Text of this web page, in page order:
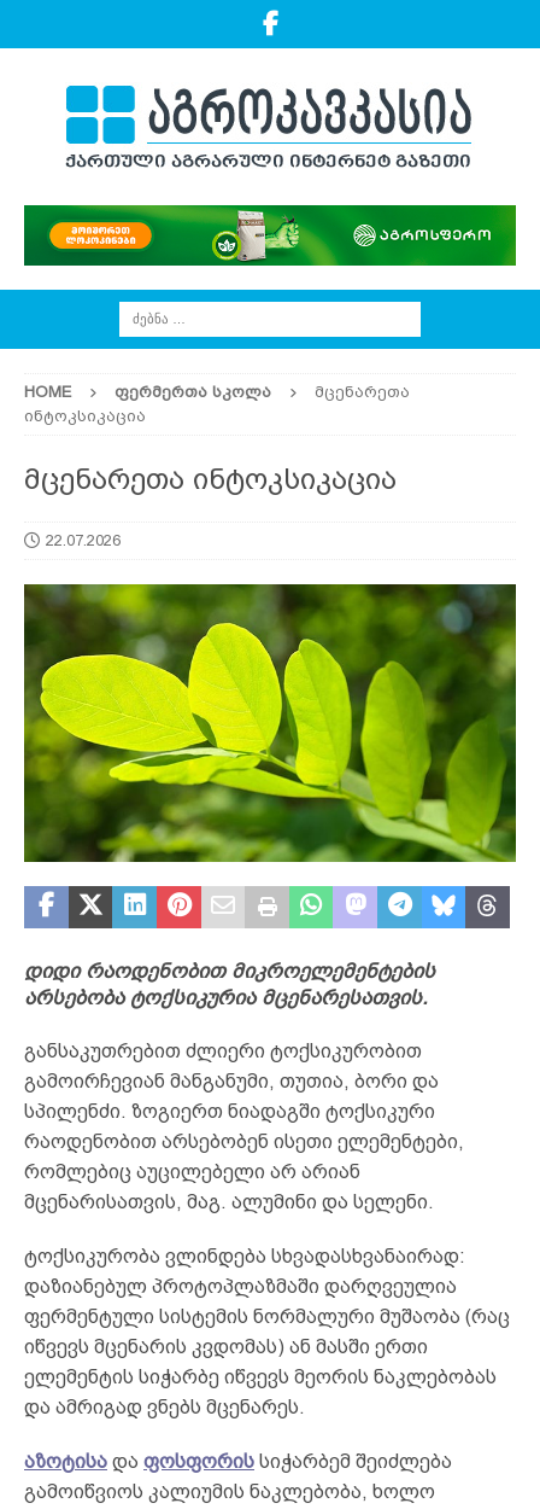
HOME ᲤᲔᲠᲛᲔᲠᲗᲐ ᲡᲙᲝᲚᲐ
მცენარეთა
ინტოკსიკაცია
მცენარეთა ინტოკსიკაცია
22.07.2026
დიდი რაოდენობით მიკროელემენტების
არსებობა ტოქსიკურია მცენარესათვის.
განსაკუთრებით ძლიერი ტოქსიკურობით
გამოირჩევიან მანგანუმი, თუთია, ბორი და
სპილენძი. ზოგიერთ ნიადაგში ტოქსიკური
რაოდენობით არსებობენ ისეთი ელემენტები,
რომლებიც აუცილებელი არ არიან
მცენარისათვის, მაგ. ალუმინი და სელენი.
ტოქსიკურობა ვლინდება სხვადასხვანაირად:
დაზიანებულ პროტოპლაზმაში დარღვეულია
ფერმენტული სისტემის ნორმალური მუშაობა (რაც
იწვევს მცენარის კვდომას) ან მასში ერთი
ელემენტის სიჭარბე იწვევს მეორის ნაკლებობას
და ამრიგად ვნებს მცენარეს.
აზოტისა და ფოსფორის სიჭარბემ შეიძლება
გამოიწვიოს კალიუმის ნაკლებობა, ხოლო